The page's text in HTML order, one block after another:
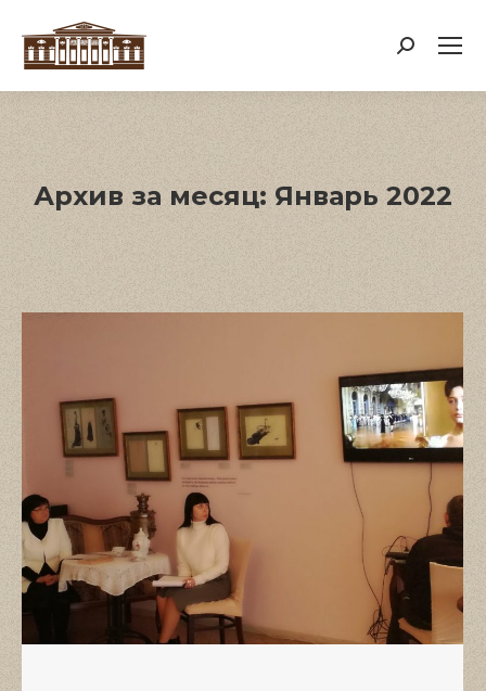
Поиск:
Архив за месяц: Январь 2022